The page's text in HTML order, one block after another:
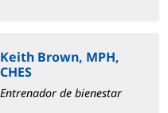
Keith Brown, MPH,
CHES
Entrenador de bienestar